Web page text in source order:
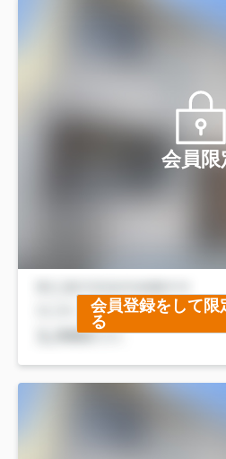
会員限
会員登録をして限
る